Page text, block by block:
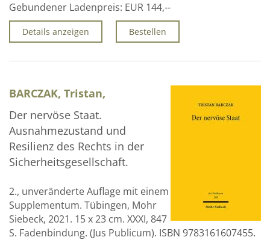
Gebundener Ladenpreis: EUR 144,--
Details anzeigen Bestellen
BARCZAK, Tristan,
Der nervöse Staat.
Ausnahmezustand und
Resilienz des Rechts in der
Sicherheitsgesellschaft.
2., unveränderte Auflage mit einem
Supplementum. Tübingen, Mohr
Siebeck, 2021. 15 x 23 cm. XXXI, 847
S. Fadenbindung. (Jus Publicum). ISBN 9783161607455.